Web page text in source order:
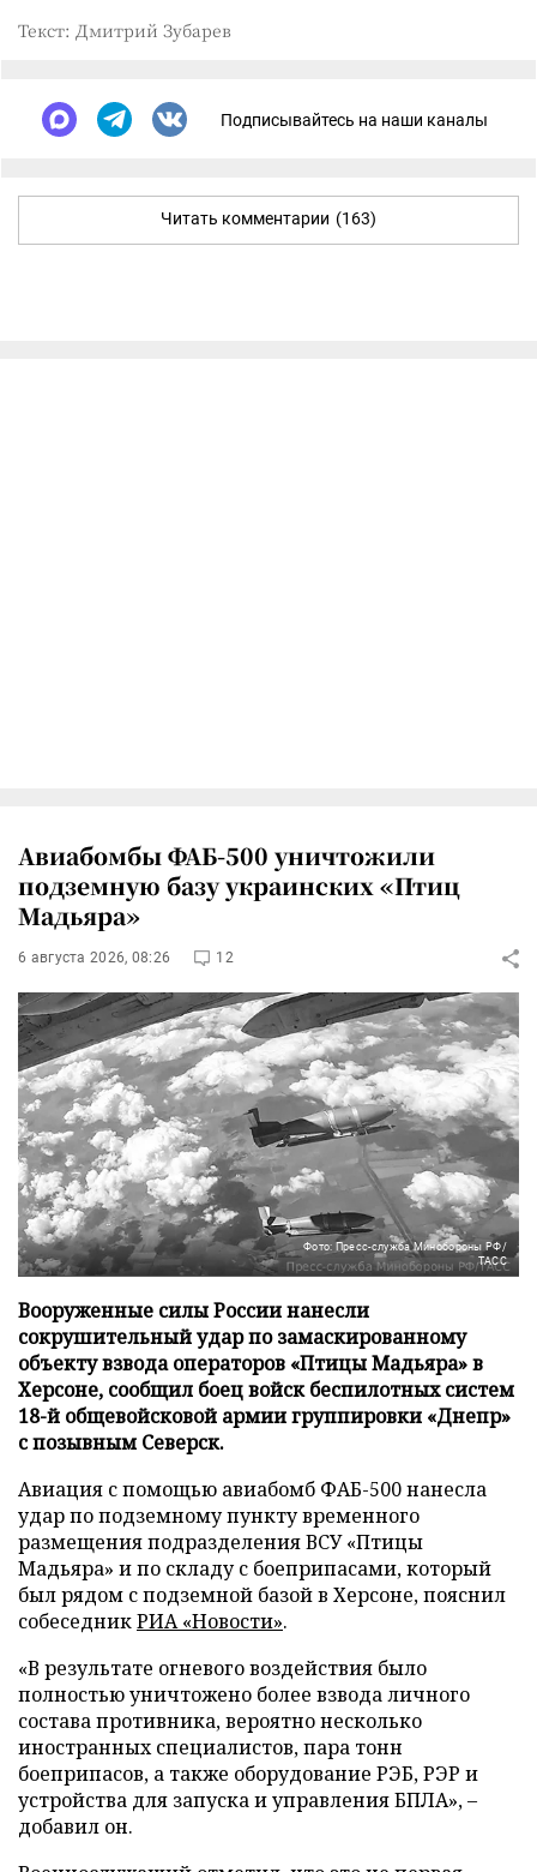
Текст: Дмитрий Зубарев
Подписывайтесь на наши каналы
Читать комментарии (163)
Авиабомбы ФАБ-500 уничтожили
подземную базу украинских «Птиц
Мадьяра»
6 августа 2026, 08:26 12
Фото: Пресс-служба Минобороны РФ/
ТАСС
Вооруженные силы России нанесли
сокрушительный удар по замаскированному
объекту взвода операторов «Птицы Мадьяра» в
Херсоне, сообщил боец войск беспилотных систем
18-й общевойсковой армии группировки «Днепр»
с позывным Северск.
Авиация с помощью авиабомб ФАБ-500 нанесла
удар по подземному пункту временного
размещения подразделения ВСУ «Птицы
Мадьяра» и по складу с боеприпасами, который
был рядом с подземной базой в Херсоне, пояснил
собеседникРИА «Новости».
«В результате огневого воздействия было
полностью уничтожено более взвода личного
состава противника, вероятно несколько
иностранных специалистов, пара тонн
боеприпасов, а также оборудование РЭБ, РЭР и
устройства для запуска и управления БПЛА», –
добавил он.